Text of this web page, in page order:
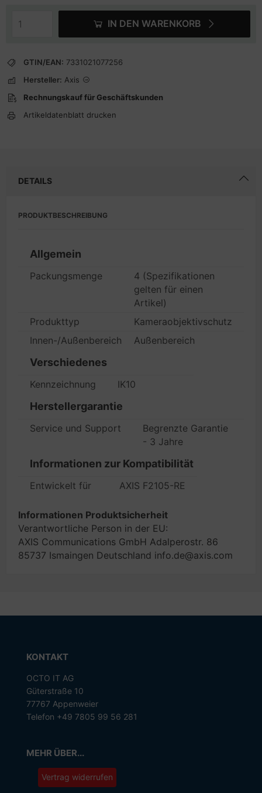
IN DEN WARENKORB
GTIN/EAN: 7331021077256
Hersteller: Axis
Rechnungskauf für Geschäftskunden
Artikeldatenblatt drucken
DETAILS
PRODUKTBESCHREIBUNG
Allgemein
Packungsmenge
4 (Spezifikationen
gelten für einen
Artikel)
Produkttyp
Kameraobjektivschutz
Innen-/Außenbereich
Außenbereich
Verschiedenes
Kennzeichnung IK10
Herstellergarantie
Service und Support
Begrenzte Garantie
- 3 Jahre
Informationen zur Kompatibilität
Entwickelt für AXIS F2105-RE
Informationen Produktsicherheit
Verantwortliche Person in der EU:
AXIS Communications GmbH Adalperostr. 86
85737 Ismaingen Deutschland info.de@axis.com
KONTAKT
OCTO IT AG
Güterstraße 10
77767 Appenweier
Telefon +49 7805 99 56 281
MEHR ÜBER...
Vertrag widerrufen